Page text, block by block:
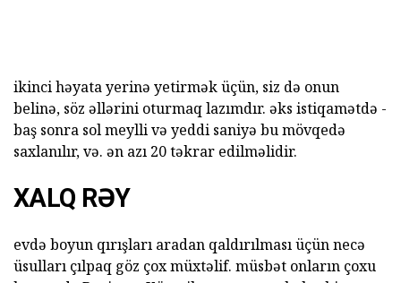
ikinci həyata yerinə yetirmək üçün, siz də onun
belinə, söz əllərini oturmaq lazımdır. əks istiqamətdə -
baş sonra sol meylli və yeddi saniyə bu mövqedə
saxlanılır, və. ən azı 20 təkrar edilməlidir.
XALQ RƏY
evdə boyun qırışları aradan qaldırılması üçün necə
üsulları çılpaq göz çox müxtəlif. müsbət onların çoxu